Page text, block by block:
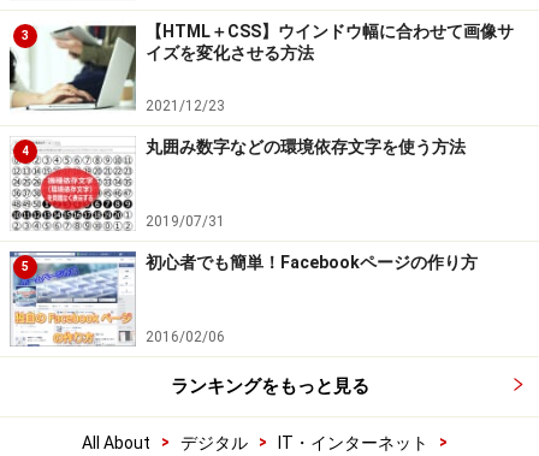
3
【HTML＋CSS】ウインドウ幅に合わせて画像サ
イズを変化させる方法
2021/12/23
4 丸囲み数字などの環境依存文字を使う方法
2019/07/31
5 初心者でも簡単！Facebookページの作り方
2016/02/06
ランキングをもっと見る
All About > デジタル > IT・インターネット >